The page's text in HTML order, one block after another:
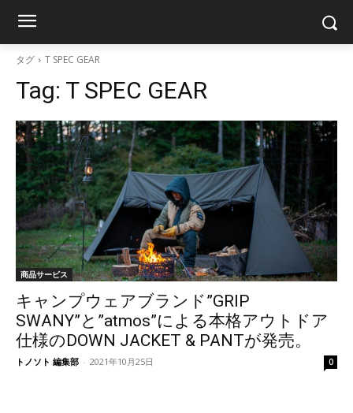
タグ T SPEC GEAR
Tag: T SPEC GEAR
商品サービス
キャンプウェアブランド”GRIP
SWANY”と”atmos”による本格アウトドア
仕様のDOWN JACKET & PANTが発売。
トノソト 編集部 - 2021年10月25日 0